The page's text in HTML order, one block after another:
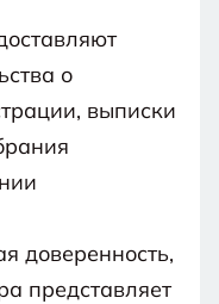
о
выписки
доверенность,
представляет